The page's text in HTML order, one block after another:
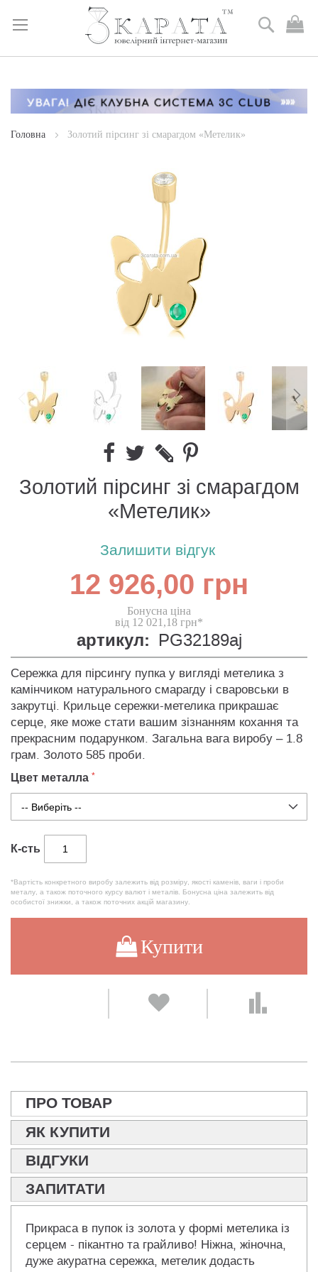
Skip
Content
Пошук
Головна Золотий пірсинг зі смарагдом «Метелик»
Золотий пірсинг зі смарагдом
«Метелик»
Залишити відгук
12 926,00 грн
Бонусна ціна
від 12 021,18 грн*
артикул: PG32189aj
Сережка для пірсингу пупка у вигляді метелика з
камінчиком натурального смарагду і сваровськи в
закрутці. Крильце сережки-метелика прикрашає
серце, яке може стати вашим зізнанням кохання та
прекрасним подарунком. Загальна вага виробу – 1.8
грам. Золото 585 проби.
Цвет металла
К-сть
*Вартість конкретного виробу залежить від розміру, якості каменів, ваги і проби
металу, а також поточного курсу валют і металів. Бонусна ціна залежить від
особистої знижки, а також поточних акцій магазину.
Купити
ПРО ТОВАР
ЯК КУПИТИ
ВІДГУКИ
ЗАПИТАТИ
Прикраса в пупок із золота у формі метелика із
серцем - пікантно та грайливо! Ніжна, жіночна,
дуже акуратна сережка, метелик додасть